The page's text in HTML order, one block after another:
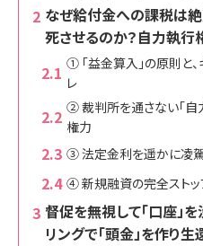
なぜ給付金への課税は
死させるのか？自力執行
① 「益金算入」の原則と
レ
② 裁判所を通さない「自
権力
③ 法定金利を遥かに凌駕
④ 新規融資の完全ストッ
督促を無視して「口座」
リングで「頭金」を作り